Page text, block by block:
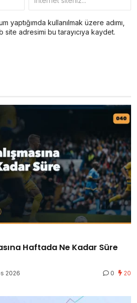
yaptığımda kullanılmak üzere adımı,
adresimi bu tarayıcıya kaydet.
Haftada Ne Kadar Süre
2026 0 20